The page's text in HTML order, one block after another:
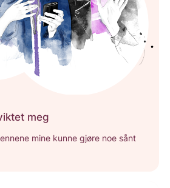
meg
mine kunne gjøre noe sånt